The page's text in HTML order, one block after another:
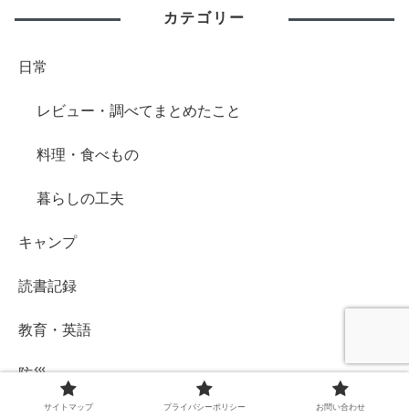
カテゴリー
日常
レビュー・調べてまとめたこと
料理・食べもの
暮らしの工夫
キャンプ
読書記録
教育・英語
防災
サイトマップ プライバシーポリシー お問い合わせ